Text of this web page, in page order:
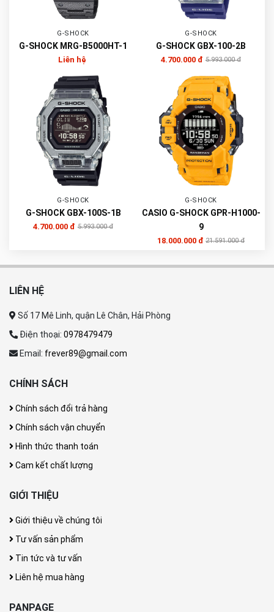
G-SHOCK
G-SHOCK MRG-B5000HT-1
Liên hệ
G-SHOCK
G-SHOCK GBX-100-2B
4.700.000 đ 5.993.000 đ
G-SHOCK
G-SHOCK GBX-100S-1B
4.700.000 đ 5.993.000 đ
G-SHOCK
CASIO G-SHOCK GPR-H1000-
9
18.000.000 đ 21.591.000 đ
LIÊN HỆ
Số 17 Mê Linh, quận Lê Chân, Hải Phòng
Điện thoại: 0978479479
Email: frever89@gmail.com
CHÍNH SÁCH
Chính sách đổi trả hàng
Chính sách vận chuyển
Hình thức thanh toán
Cam kết chất lượng
GIỚI THIỆU
Giới thiệu về chúng tôi
Tư vấn sản phẩm
Tin tức và tư vấn
Liên hệ mua hàng
PANPAGE